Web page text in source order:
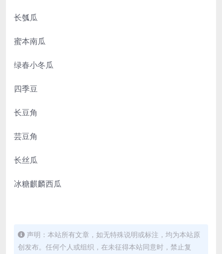
长瓠瓜
蜜本南瓜
绿春小冬瓜
四季豆
长豆角
芸豆角
长丝瓜
冰糖麒麟西瓜
声明：本站所有文章，如无特殊说明或标注，均为本站原
创发布。任何个人或组织，在未征得本站同意时，禁止复